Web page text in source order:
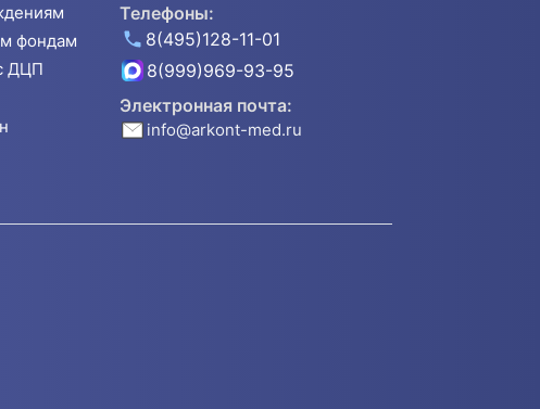
фондам
ДЦП
Телефоны:
8(495)128-11-01
8(999)969-93-95
Электронная почта:
info@arkont-med.ru